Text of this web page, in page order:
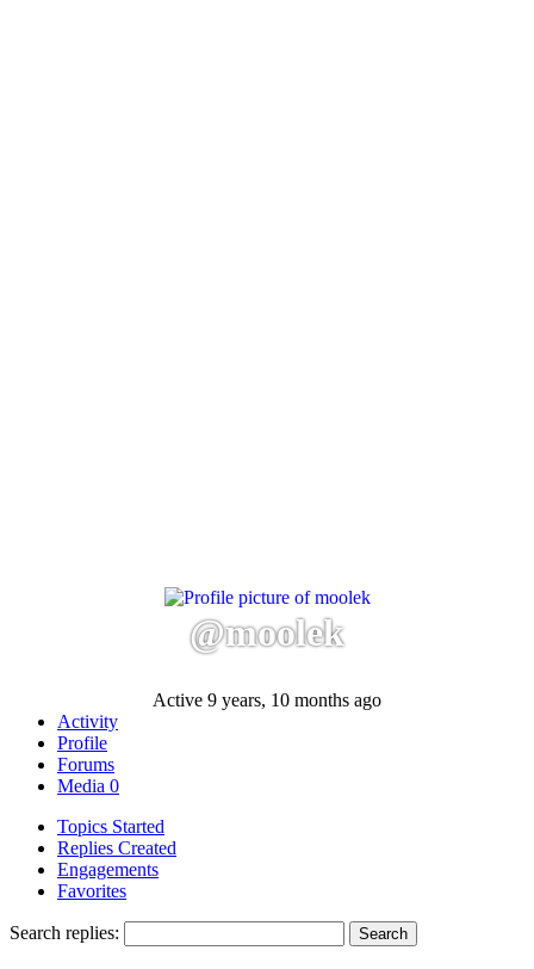
@moolek
Active 9 years, 10 months ago
Activity
Profile
Forums
Media 0
Topics Started
Replies Created
Engagements
Favorites
Search replies: